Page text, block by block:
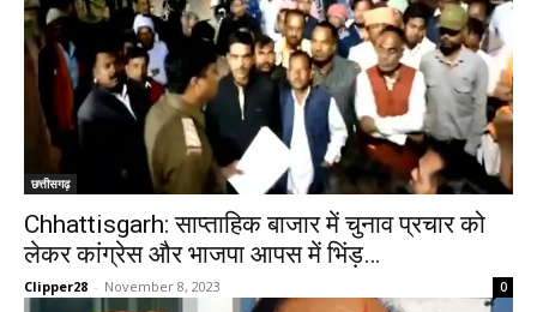
छत्तीसगढ़
Chhattisgarh: साप्ताहिक बाजार में चुनाव प्रचार को
लेकर कांग्रेस और भाजपा आपस में भिंड़…
Clipper28 - November 8, 2023 0